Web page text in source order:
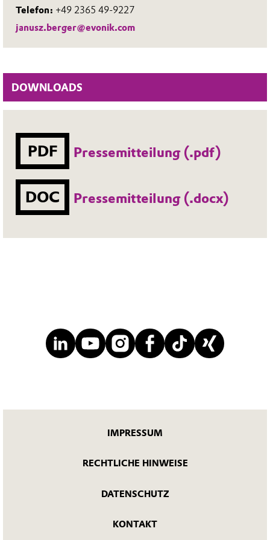
Telefon: +49 2365 49-9227
janusz.berger@evonik.com
DOWNLOADS
PDF Pressemitteilung (.pdf)
DOC Pressemitteilung (.docx)
IMPRESSUM
RECHTLICHE HINWEISE
DATENSCHUTZ
KONTAKT